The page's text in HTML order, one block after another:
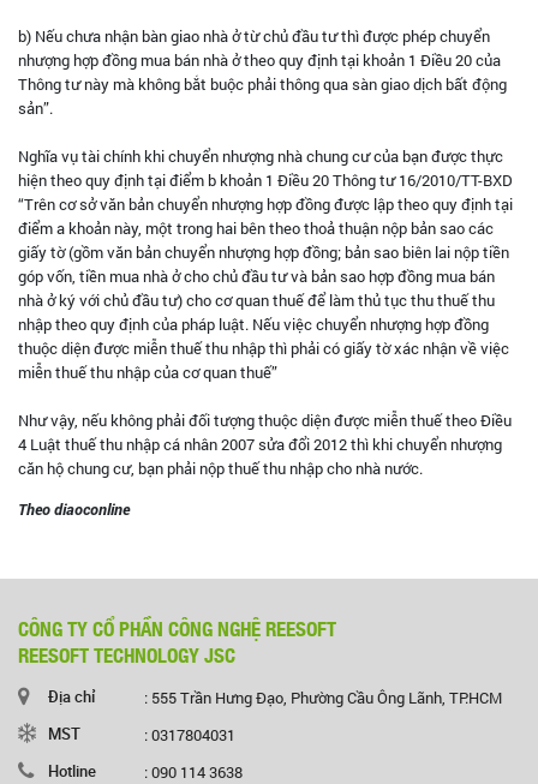
b) Nếu chưa nhận bàn giao nhà ở từ chủ đầu tư thì được phép chuyển
nhượng hợp đồng mua bán nhà ở theo quy định tại khoản 1 Điều 20 của
Thông tư này mà không bắt buộc phải thông qua sàn giao dịch bất động
sản”.
Nghĩa vụ tài chính khi chuyển nhượng nhà chung cư của bạn được thực
hiện theo quy định tại điểm b khoản 1 Điều 20 Thông tư 16/2010/TT-BXD
“Trên cơ sở văn bản chuyển nhượng hợp đồng được lập theo quy định tại
điểm a khoản này, một trong hai bên theo thoả thuận nộp bản sao các
giấy tờ (gồm văn bản chuyển nhượng hợp đồng; bản sao biên lai nộp tiền
góp vốn, tiền mua nhà ở cho chủ đầu tư và bản sao hợp đồng mua bán
nhà ở ký với chủ đầu tư) cho cơ quan thuế để làm thủ tục thu thuế thu
nhập theo quy định của pháp luật. Nếu việc chuyển nhượng hợp đồng
thuộc diện được miễn thuế thu nhập thì phải có giấy tờ xác nhận về việc
miễn thuế thu nhập của cơ quan thuế”
Như vậy, nếu không phải đối tượng thuộc diện được miễn thuế theo Điều
4 Luật thuế thu nhập cá nhân 2007 sửa đổi 2012 thì khi chuyển nhượng
căn hộ chung cư, bạn phải nộp thuế thu nhập cho nhà nước.
Theo diaoconline
CÔNG TY CỔ PHẦN CÔNG NGHỆ REESOFT
REESOFT TECHNOLOGY JSC
Địa chỉ
: 555 Trần Hưng Đạo, Phường Cầu Ông Lãnh, TP.HCM
MST
: 0317804031
Hotline
: 090 114 3638